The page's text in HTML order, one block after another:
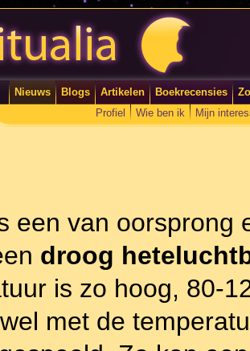
Nieuws Blogs Artikelen Boekrecensies
Profiel
Wie ben ik Mijn
een van oorsprong
droog
is zo hoog, 80-
met de